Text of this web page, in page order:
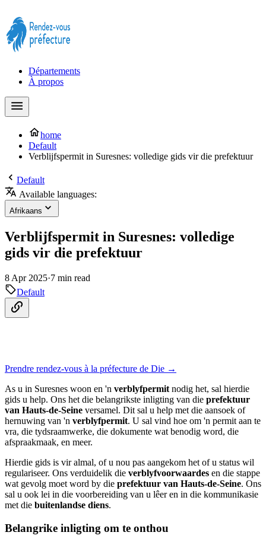
Départements
À propos
home
Default
Verblijfspermit in Suresnes: volledige gids vir die prefektuur
Default
Available languages:
Afrikaans
Verblijfspermit in Suresnes: volledige
gids vir die prefektuur
8 Apr 2025·7 min read
Default
Prendre rendez-vous à la préfecture de Die →
As u in Suresnes woon en 'n verblyfpermit nodig het, sal hierdie
gids u help. Ons het die belangrikste inligting van die prefektuur
van Hauts-de-Seine versamel. Dit sal u help met die aansoek of
hernuwing van 'n verblyfpermit. U sal vind hoe om 'n permit aan te
vra, die tydsraamwerke, die dokumente wat benodig word, die
afspraakmaak, en meer.
Hierdie gids is vir almal, of u nou pas aangekom het of u status wil
regulariseer. Ons verduidelik die verblyfvoorwaardes en die stappe
wat gevolg moet word by die prefektuur van Hauts-de-Seine. Ons
sal u ook lei in die voorbereiding van u lêer en in die kommunikasie
met die buitenlandse diens.
Belangrike inligting om te onthou